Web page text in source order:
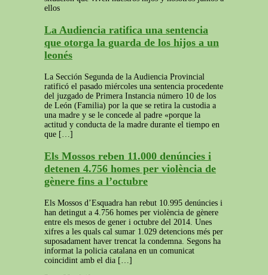
ellos
La Audiencia ratifica una sentencia
que otorga la guarda de los hijos a un
leonés
La Sección Segunda de la Audiencia Provincial
ratificó el pasado miércoles una sentencia procedente
del juzgado de Primera Instancia número 10 de los
de León (Familia) por la que se retira la custodia a
una madre y se le concede al padre «porque la
actitud y conducta de la madre durante el tiempo en
que […]
Els Mossos reben 11.000 denúncies i
detenen 4.756 homes per violència de
gènere fins a l’octubre
Els Mossos d’Esquadra han rebut 10.995 denúncies i
han detingut a 4.756 homes per violència de gènere
entre els mesos de gener i octubre del 2014. Unes
xifres a les quals cal sumar 1.029 detencions més per
suposadament haver trencat la condemna. Segons ha
informat la policia catalana en un comunicat
coincidint amb el dia […]